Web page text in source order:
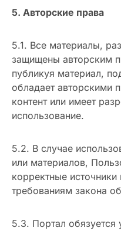
5. Авторские права
5.1. Все материалы,
защищены авторским
публикуя материал,
обладает авторскими
контент или имеет
использование.
5.2. В случае
или материалов,
корректные источники
требованиям закона
5.3. Портал обязуется